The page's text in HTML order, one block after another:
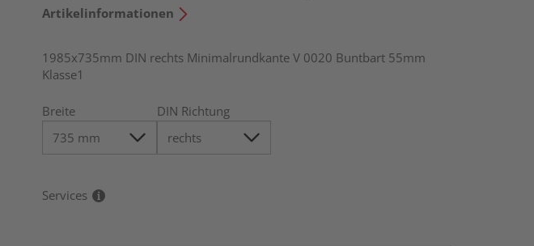
Artikelinformationen
1985x735mm DIN rechts Minimalrundkante V 0020 Buntbart 55mm
Klasse1
Breite DIN Richtung
Services